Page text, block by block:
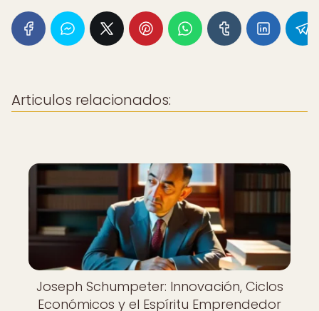
Articulos relacionados:
Joseph Schumpeter: Innovación, Ciclos
Económicos y el Espíritu Emprendedor